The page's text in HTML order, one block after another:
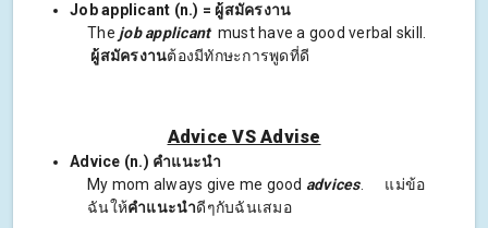
Job applicant (n.) = ผู้สมัครงาน
The job applicant must have a good verbal skill.
ผู้สมัครงานต้องมีทักษะการพูดที่ดี
Advice VS Advise
Advice (n.) คำแนะนำ
My mom always give me good advices. แม่ข้อ
ฉันให้คำแนะนำดีๆกับฉันเสมอ